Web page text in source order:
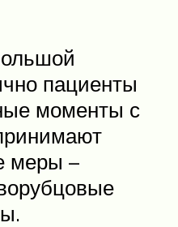
пациенты
моменты с
меры –